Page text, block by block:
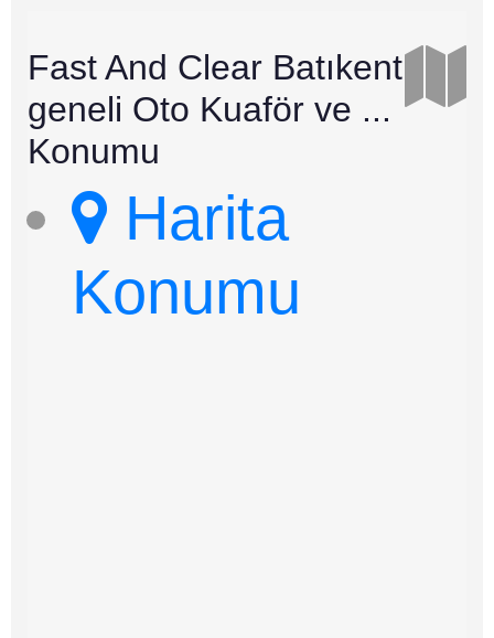
Fast And Clear Batıkent
geneli Oto Kuaför ve ...
Konumu
Harita
Konumu